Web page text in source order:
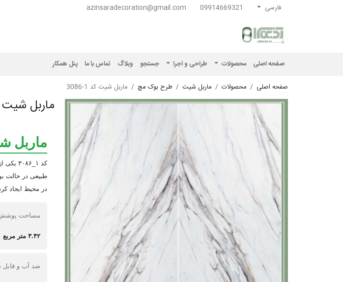
فارسی 09914669321
azinsaradecoration@gmail.com
صفحه اصلی محصولات طراحی و اجرا جستجو وبلاگ تماس با ما پنل همکار
صفحه اصلی محصولات ماربل شیت طرح بوک مچ ماربل شيت کد 1-3086
ماربل شيت کد
ماربل
​کد
در محیط ایجاد
مساحت
۳.۴۲ متر مربع
ضد آب و